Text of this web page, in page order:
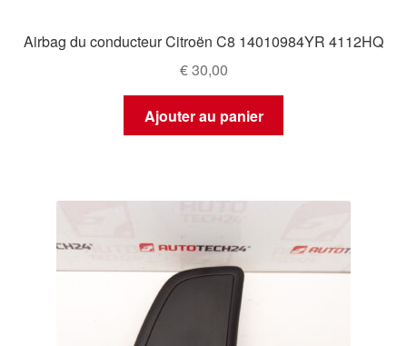
Airbag du conducteur Citroën C8 14010984YR 4112HQ
€30,00
Ajouter au panier